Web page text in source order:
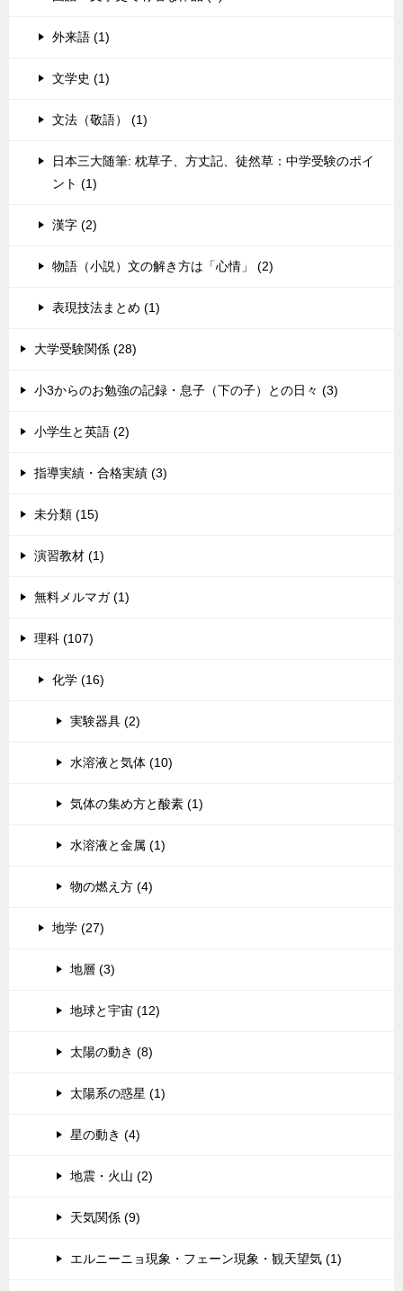
外来語 (1)
文学史 (1)
文法（敬語） (1)
日本三大随筆: 枕草子、方丈記、徒然草：中学受験のポイ
ント (1)
漢字 (2)
物語（小説）文の解き方は「心情」 (2)
表現技法まとめ (1)
大学受験関係 (28)
小3からのお勉強の記録・息子（下の子）との日々 (3)
小学生と英語 (2)
指導実績・合格実績 (3)
未分類 (15)
演習教材 (1)
無料メルマガ (1)
理科 (107)
化学 (16)
実験器具 (2)
水溶液と気体 (10)
気体の集め方と酸素 (1)
水溶液と金属 (1)
物の燃え方 (4)
地学 (27)
地層 (3)
地球と宇宙 (12)
太陽の動き (8)
太陽系の惑星 (1)
星の動き (4)
地震・火山 (2)
天気関係 (9)
エルニーニョ現象・フェーン現象・観天望気 (1)